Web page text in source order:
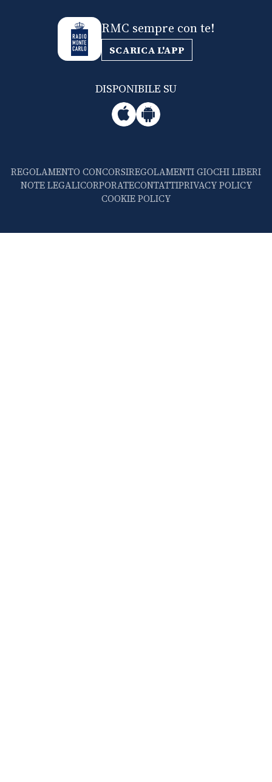
RMC sempre con te!
SCARICA L'APP
DISPONIBILE SU
REGOLAMENTO CONCORSIREGOLAMENTI GIOCHI LIBERI
NOTE LEGALICORPORATECONTATTIPRIVACY POLICY
COOKIE POLICY